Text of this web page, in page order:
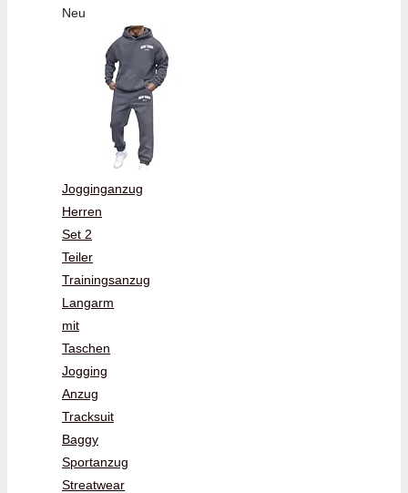
Neu
Jogginganzug
Herren
Set 2
Teiler
Trainingsanzug
Langarm
mit
Taschen
Jogging
Anzug
Tracksuit
Baggy
Sportanzug
Streatwear